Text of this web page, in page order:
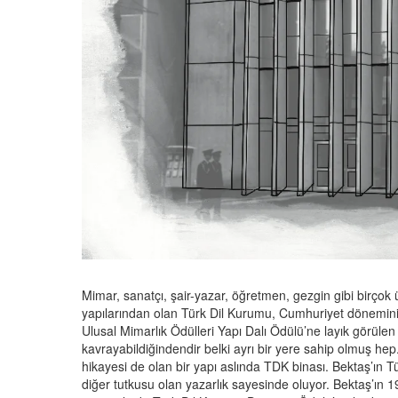
Mimar, sanatçı, şair-yazar, öğretmen, gezgin gibi birçok
yapılarından olan Türk Dil Kurumu, Cumhuriyet
Ulusal Mimarlık Ödülleri Yapı Dalı Ödülü’ne layık
kavrayabildiğindendir belki ayrı bir yere sahip olmuş
hikayesi de olan bir yapı aslında TDK binası.
diğer tutkusu olan yazarlık sayesinde oluyor. Bektaş’ın